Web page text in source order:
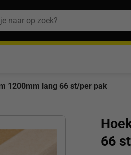
1200mm lang 66 st/per pak
66